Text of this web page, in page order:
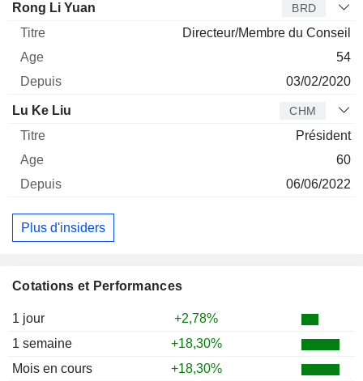
Cotations et Performances
1 jour
+2,78%
1 semaine
+18,30%
Mois en cours
+18,30%
Rong Li Yuan BRD
Directeur/Membre du Conseil
54
03/02/2020
Lu Ke Liu CHM
Président
60
06/06/2022
Plus d'insiders